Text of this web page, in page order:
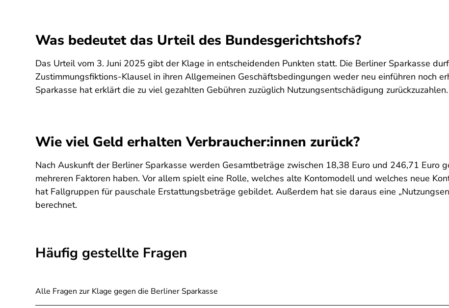
Was bedeutet das Urteil des Bundesgerichtshofs?
Das Urteil vom 3. Juni 2025 gibt der Klage in entscheidenden Punkten statt. Die Berliner Sparkasse
Zustimmungsfiktions-Klausel in ihren Allgemeinen Geschäftsbedingungen weder neu einführen noch
Sparkasse hat erklärt die zu viel gezahlten Gebühren zuzüglich Nutzungsentschädigung zurückzuzahlen.
Wie viel Geld erhalten Verbraucher:innen zurück?
Nach Auskunft der Berliner Sparkasse werden Gesamtbeträge zwischen 18,38 Euro und 246,71 Euro
mehreren Faktoren haben. Vor allem spielt eine Rolle, welches alte Kontomodell und welches neue
hat Fallgruppen für pauschale Erstattungsbeträge gebildet. Außerdem hat sie daraus eine
berechnet.
Häufig gestellte Fragen
Alle Fragen zur Klage gegen die Berliner Sparkasse